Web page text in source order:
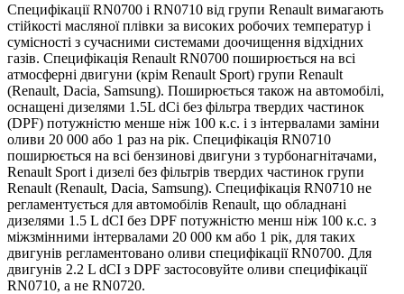
Специфікації RN0700 і RN0710 від групи Renault вимагають
стійкості масляної плівки за високих робочих температур і
сумісності з сучасними системами доочищення відхідних
газів. Специфікація Renault RN0700 поширюється на всі
атмосферні двигуни (крім Renault Sport) групи Renault
(Renault, Dacia, Samsung). Поширюється також на автомобілі,
оснащені дизелями 1.5L dCi без фільтра твердих частинок
(DPF) потужністю менше ніж 100 к.с. і з інтервалами заміни
оливи 20 000 або 1 раз на рік. Специфікація RN0710
поширюється на всі бензинові двигуни з турбонагнітачами,
Renault Sport і дизелі без фільтрів твердих частинок групи
Renault (Renault, Dacia, Samsung). Специфікація RN0710 не
регламентується для автомобілів Renault, що обладнані
дизелями 1.5 L dCI без DPF потужністю менш ніж 100 к.с. з
міжзмінними інтервалами 20 000 км або 1 рік, для таких
двигунів регламентовано оливи специфікації RN0700. Для
двигунів 2.2 L dCI з DPF застосовуйте оливи специфікації
RN0710, а не RN0720.